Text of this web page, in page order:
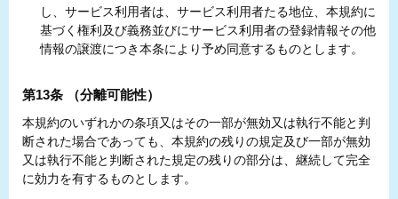
し、サービス利用者は、サービス利用者たる地位、本規約に
基づく権利及び義務並びにサービス利用者の登録情報その他
情報の譲渡につき本条により予め同意するものとします。
第13条 （分離可能性）
本規約のいずれかの条項又はその一部が無効又は執行不能と判
断された場合であっても、本規約の残りの規定及び一部が無効
又は執行不能と判断された規定の残りの部分は、継続して完全
に効力を有するものとします。